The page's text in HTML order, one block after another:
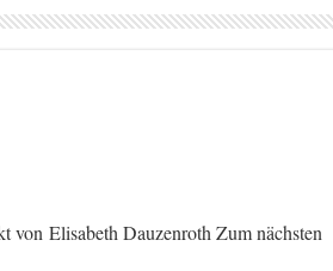
von Elisabeth Dauzenroth Zum nächsten